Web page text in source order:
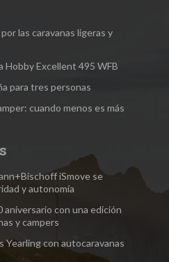
las caravanas ligeras y
Hobby Excellent 495 WFB
para tres personas
cuando menos es más
iSmove se
y autonomía
aniversario con una edición
y campers
Yearling con autocaravanas